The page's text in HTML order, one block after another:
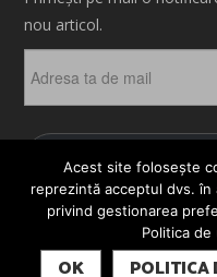
nou articol.
ta
de
© 2026 CRONICI.
REZERVATE.
Acest site folosește
reprezintă acceptul dvs.
privind gestionarea
Politica
OK POLITICA